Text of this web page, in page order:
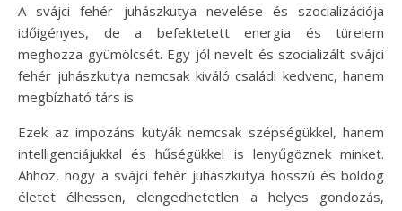
A svájci fehér juhászkutya nevelése és szocializációja
időigényes, de a befektetett energia és türelem
meghozza gyümölcsét. Egy jól nevelt és szocializált svájci
fehér juhászkutya nemcsak kiváló családi kedvenc, hanem
megbízható társ is.
Ezek az impozáns kutyák nemcsak szépségükkel, hanem
intelligenciájukkal és hűségükkel is lenyűgöznek minket.
Ahhoz, hogy a svájci fehér juhászkutya hosszú és boldog
életet élhessen, elengedhetetlen a helyes gondozás,